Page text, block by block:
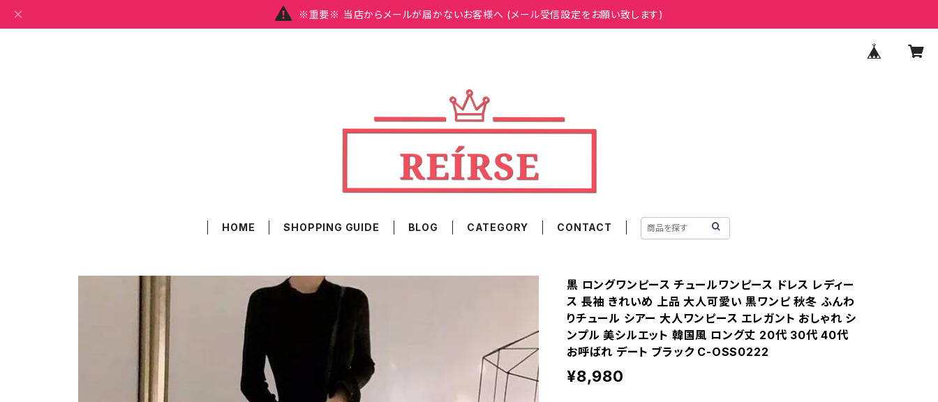
※重要※ 当店からメールが届かないお客様へ (メール受信設定をお願い致します)
HOME SHOPPING GUIDE BLOG CATEGORY CONTACT
黒 ロングワンピース チュールワンピース ドレス レディー
ス 長袖 きれいめ 上品 大人可愛い 黒ワンピ 秋冬 ふんわ
りチュール シアー 大人ワンピース エレガント おしゃれ シ
ンプル 美シルエット 韓国風 ロング丈 20代 30代 40代
お呼ばれ デート ブラック C-OSS0222
¥8,980